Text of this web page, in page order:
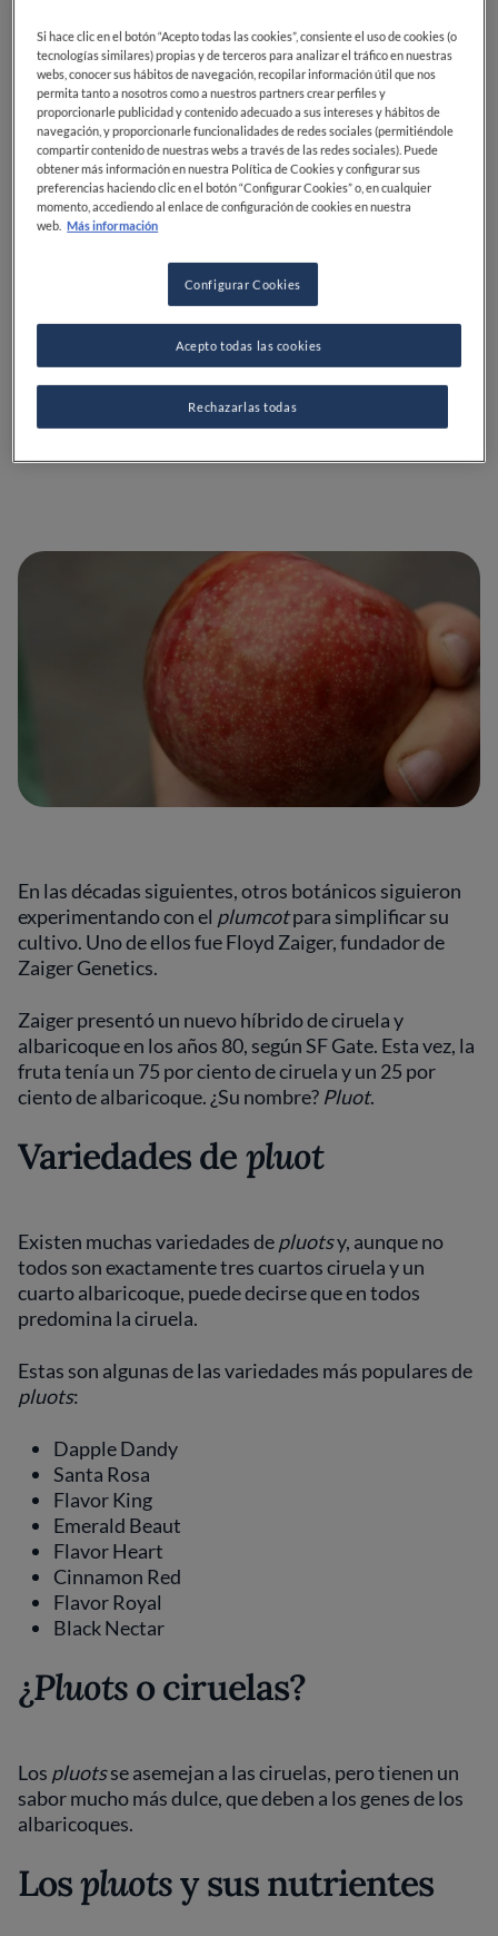
La historia de los pluots
Para comprender a lospluots, hay que hablar primero
de su predecesor: elplumcot, una fruta híbrida que es
mitad ciruela y mitad albaricoque. Losplumcotsdatan
del siglo XIX y fueron la invención de Luther Burbank,
un famoso horticultor que vivió en Santa Rosa,
Burbank, que fue amigo de Thomas Edison y Henry
Ford, desarrolló más de 800 plantas nuevas durante
su vida, según la organización nombrada en su honor.
Cuando el talentoso botánico murió en 1926, la
plumcotestaba lejos de haber llegado a su
En las décadas siguientes, otros botánicos siguieron
experimentando con el plumcotpara simplificar su
cultivo. Uno de ellos fue Floyd Zaiger, fundador de
Zaiger Genetics.
Zaiger presentó un nuevo híbrido de ciruela y
albaricoque en los años 80, según SF Gate. Esta vez, la
fruta tenía un 75 por ciento de ciruela y un 25 por
ciento de albaricoque. ¿Su nombre? Pluot.
Variedades depluot
Existen muchas variedades depluotsy, aunque no
todos son exactamente tres cuartos ciruela y un
cuarto albaricoque, puede decirse que en todos
predomina la ciruela.
Estas son algunas de las variedades más populares de
pluots:
Dapple Dandy
Santa Rosa
Flavor King
Emerald Beaut
Flavor Heart
Cinnamon Red
Flavor Royal
Black Nectar
¿Pluotso ciruelas?
Los pluotsse asemejan a las ciruelas, pero tienen un
sabor mucho más dulce, que deben a los genes de los
albaricoques.
Lospluotsy sus nutrientes
Si hace clic en el botón “Acepto todas las cookies”, consiente el uso de cookies (o
tecnologías similares) propias y de terceros para analizar el tráfico en nuestras
webs, conocer sus hábitos de navegación, recopilar información útil que nos
permita tanto a nosotros como a nuestros partners crear perfiles y
proporcionarle publicidad y contenido adecuado a sus intereses y hábitos de
navegación, y proporcionarle funcionalidades de redes sociales (permitiéndole
compartir contenido de nuestras webs a través de las redes sociales). Puede
obtener más información en nuestra Política de Cookies y configurar sus
preferencias haciendo clic en el botón “Configurar Cookies” o, en cualquier
momento, accediendo al enlace de configuración de cookies en nuestra
web. Más información
Configurar Cookies
Rechazarlas todas
Acepto todas las cookies